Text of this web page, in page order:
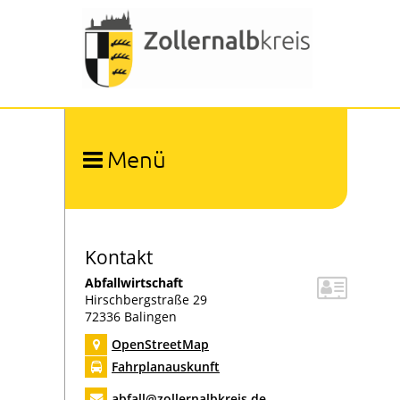
Menü
Organigramm
Abfallwirtschaft
Aktuelle Meldungen Abfallwirtschaft
Abfall-ABC
Abfallentsorgung
Abfallgebühren
Abfallkalender
Kontakt
Abfallwirtschaft
Hirschbergstraße 29
72336 Balingen
OpenStreetMap
Fahrplanauskunft